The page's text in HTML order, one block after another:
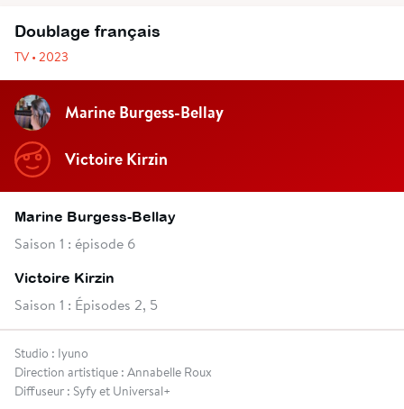
Doublage français
TV • 2023
Marine Burgess-Bellay
Victoire Kirzin
Marine Burgess-Bellay
Saison 1 : épisode 6
Victoire Kirzin
Saison 1 : Épisodes 2, 5
Studio : Iyuno
Direction artistique : Annabelle Roux
Diffuseur : Syfy et Universal+